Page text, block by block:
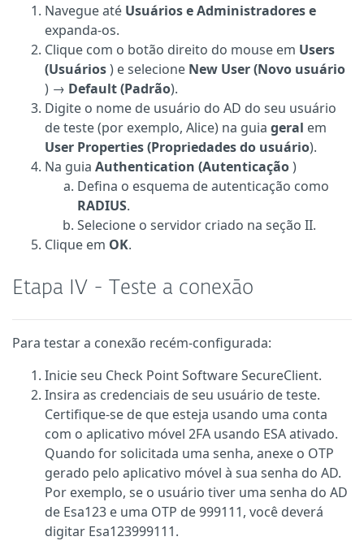
Navegue até Usuários e Administradores e
expanda-os.
Clique com o botão direito do mouse em Users
(Usuários) e selecione New User (Novo usuário
) → Default (Padrão).
Digite o nome de usuário do AD do seu usuário
de teste (por exemplo, Alice) na guia geral em
User Properties (Propriedades do usuário).
Na guia Authentication (Autenticação)
Defina o esquema de autenticação como
RADIUS.
Selecione o servidor criado na seção II.
Clique em OK.
Etapa IV - Teste a conexão
Para testar a conexão recém-configurada:
Inicie seu Check Point Software SecureClient.
Insira as credenciais de seu usuário de teste.
Certifique-se de que esteja usando uma conta
com o aplicativo móvel 2FA usando ESA ativado.
Quando for solicitada uma senha, anexe o OTP
gerado pelo aplicativo móvel à sua senha do AD.
Por exemplo, se o usuário tiver uma senha do AD
de Esa123 e uma OTP de 999111, você deverá
digitar Esa123999111.